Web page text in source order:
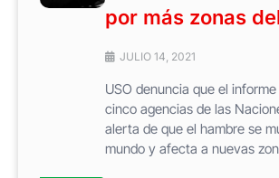
por más zonas
JULIO 14, 2021
USO denuncia que el
cinco agencias de las
alerta de que el hambre se
mundo y afecta a nuevas